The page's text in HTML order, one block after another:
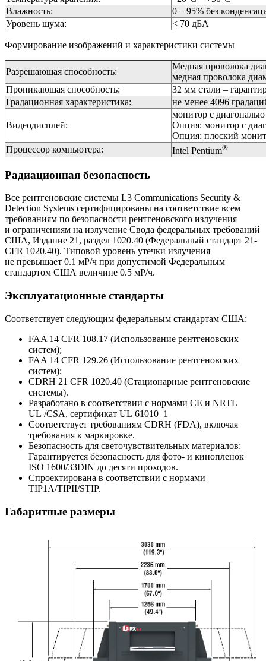
Влажность:
0 – 95% без
Уровень шума:
< 70 дБА
Формирование изображений и характеристики системы
Разрешающая способность:
Медная проволока
медная проволока
Проникающая способность:
32 мм стали –
Градационная характеристика:
не менее 4096
Видеодисплей:
монитор с диагональю
Опция: монитор с
Опция: плоский
Процессор компьютера:
Intel Pentium®
Радиационная безопасность
Все рентгеновские системы L3 Communications Security &
Detection Systems сертифицированы на соответствие всем
требованиям по безопасности рентгеновского излучения
и ограничениям на излучение Свода федеральных требований
США, Издание 21, раздел 1020.40 (Федеральный стандарт 21-
CFR 1020.40). Типовой уровень утечки излучения
не превышает 0.1 мР/ч при допустимой Федеральным
стандартом США величине 0.5 мР/ч.
Эксплуатационные стандарты
Соответствует следующим федеральным стандартам США:
FAA 14 CFR 108.17 (Использование рентгеновских
систем);
FAA 14 CFR 129.26 (Использование рентгеновских
систем);
CDRH 21 CFR 1020.40 (Стационарные рентгеновские
системы).
Разработано в соответствии с нормами CE и NRTL
UL /CSA, сертификат UL 61010–1
Соответствует требованиям CDRH (FDA), включая
требования к маркировке.
Безопасность для светочувствительных материалов:
Гарантируется безопасность для фото- и кинопленок
ISO 1600/33DIN до десяти проходов.
Спроектирована в соответствии с нормами
TIP1A/TIPII/STIP.
Габаритные размеры